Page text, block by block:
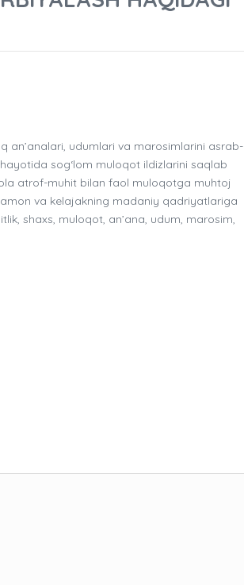
an’analari, udumlari va marosimlarini asrab-
sog‘lom muloqot ildizlarini saqlab
atrof-muhit bilan faol muloqotga muhtoj
va kelajakning madaniy qadriyatlariga
shaxs, muloqot, an’ana, udum, marosim,